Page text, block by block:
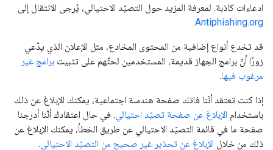
ادعاءات كاذبة. لمعرفة المزيد حول التصيّد الاحتيالي، يُرجى الانتقال إلى
Antiphishing.org
.
قد تخدع أنواع إضافية من المحتوى المخادع، مثل الإعلان الذي يدّعي
زورًا أنّ برامج الجهاز قديمة، المستخدمين لحثّهم على تثبيت برامج غير
مرغوب فيها.
إذا كنت تعتقد أنّنا فاتك صفحة هندسة اجتماعية، يمكنك الإبلاغ عن ذلك
باستخدام الإبلاغ عن صفحة تصيّد احتيالي. في حال اعتقادك أنّنا أدرجنا
صفحة ما في قائمة التصيّد الاحتيالي عن طريق الخطأ، يمكنك الإبلاغ عن
ذلك من خلال الإبلاغ عن تحذير غير صحيح من التصيّد الاحتيالي.